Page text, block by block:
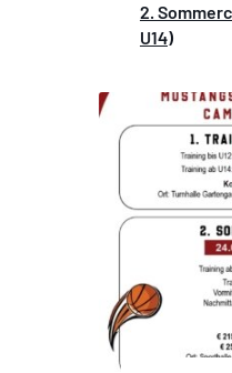
2.
U14)